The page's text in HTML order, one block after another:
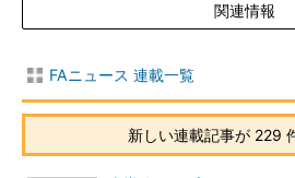
関連情報
FAニュース 連載一覧
新しい連載記事が 229